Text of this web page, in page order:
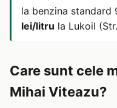
la benzina standard
lei/litru la Lukoil
Care sunt cele
Mihai Viteazu?